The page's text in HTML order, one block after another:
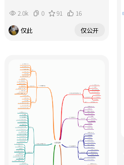
2.0k 0 91
16
仅此
仅公开